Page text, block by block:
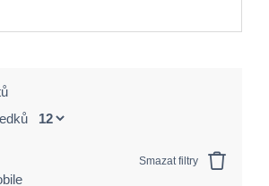
Smazat filtry